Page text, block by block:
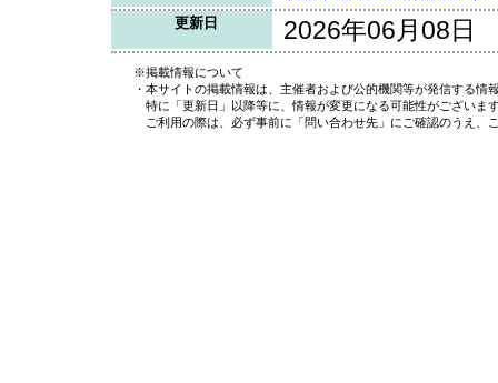
更新日 2026年06月08日
※掲載情報について
・本サイトの掲載情報は、主催者および公的機関等が発信する
特に「更新日」以降等に、情報が変更になる可能性がございま
ご利用の際は、必ず事前に「問い合わせ先」にご確認のうえ、